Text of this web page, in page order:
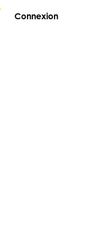
Connexion